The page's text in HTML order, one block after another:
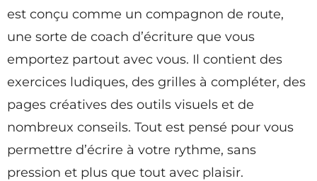
est conçu comme un compagnon de route,
une sorte de coach d’écriture que vous
emportez partout avec vous. Il contient des
exercices ludiques, des grilles à compléter, des
pages créatives des outils visuels et de
nombreux conseils. Tout est pensé pour vous
permettre d’écrire à votre rythme, sans
pression et plus que tout avec plaisir.